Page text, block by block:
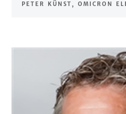
PETER KÜNST, OMICRON